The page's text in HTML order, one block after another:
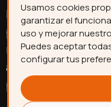
Usamos cookies
garantizar el
uso y mejorar
Puedes aceptar
configurar tus
En caso de uso de
pruebas, se
niveles de
acceso
producción.